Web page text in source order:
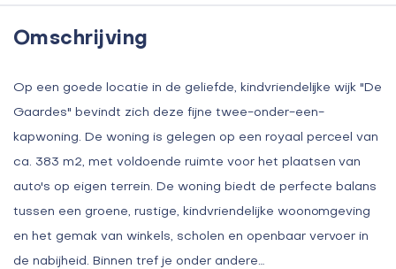
Omschrijving
Op een goede locatie in de geliefde, kindvriendelijke wijk "De
Gaardes" bevindt zich deze fijne twee-onder-een-
kapwoning. De woning is gelegen op een royaal perceel van
ca. 383 m2, met voldoende ruimte voor het plaatsen van
auto's op eigen terrein. De woning biedt de perfecte balans
tussen een groene, rustige, kindvriendelijke woonomgeving
en het gemak van winkels, scholen en openbaar vervoer in
de nabijheid. Binnen tref je onder andere…